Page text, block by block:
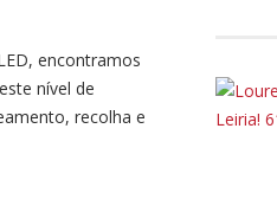
encontramos
nível de
recolha e